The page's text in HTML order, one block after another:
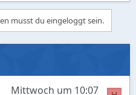
musst du eingeloggt sein.
Mittwoch um 10:07